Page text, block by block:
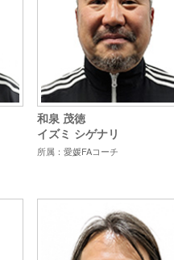
和泉 茂徳
イズミ シゲナリ
所属：愛媛FAコーチ